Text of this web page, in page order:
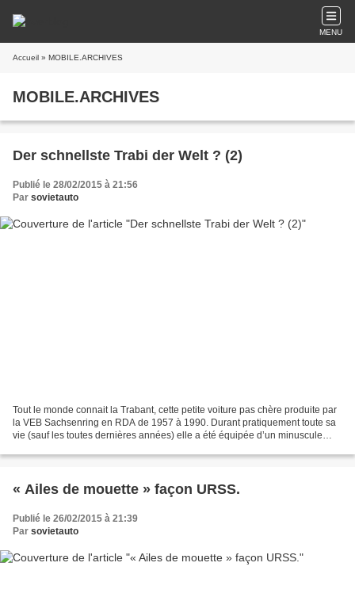
MENU
Accueil » MOBILE.ARCHIVES
MOBILE.ARCHIVES
Der schnellste Trabi der Welt ? (2)
Publié le 28/02/2015 à 21:56
Par sovietauto
Tout le monde connait la Trabant, cette petite voiture pas chère produite par
la VEB Sachsenring en RDA de 1957 à 1990. Durant pratiquement toute sa
vie (sauf les toutes dernières années) elle a été équipée d’un minuscule
« Ailes de mouette » façon URSS.
Publié le 26/02/2015 à 21:39
Par sovietauto